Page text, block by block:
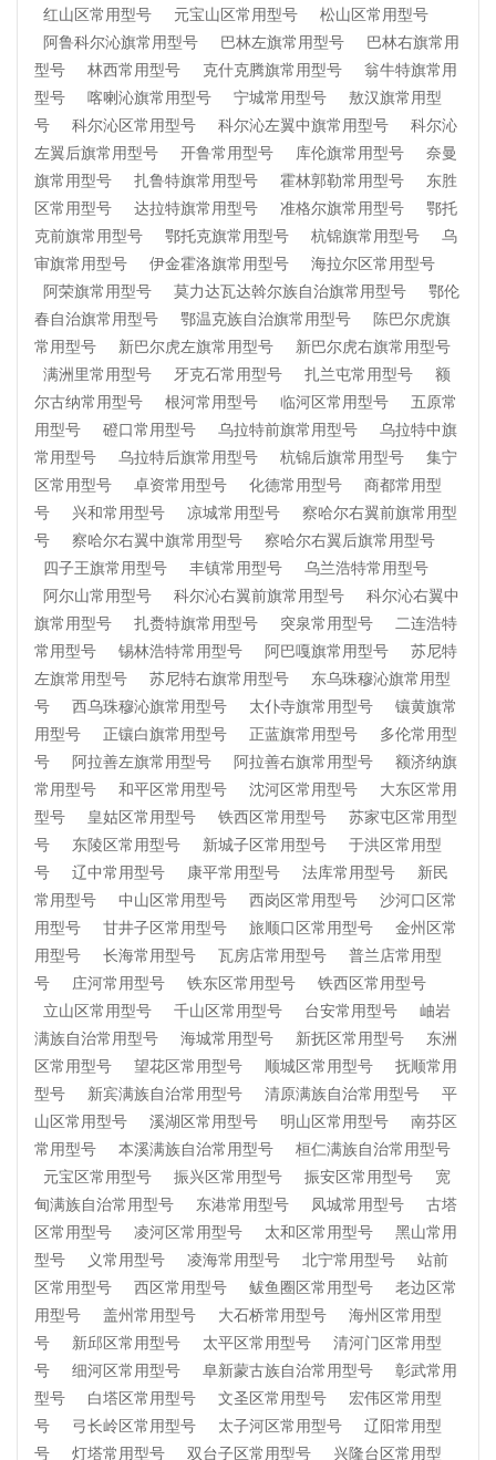
红山区常用型号
元宝山区常用型号
松山区常用型号
阿鲁科尔沁旗常用型号
巴林左旗常用型号
巴林右旗常用
型号
林西常用型号 克什克腾旗常用型号
翁牛特旗常用
型号
喀喇沁旗常用型号 宁城常用型号
敖汉旗常用型
号
科尔沁区常用型号 科尔沁左翼中旗常用型号
科尔沁
左翼后旗常用型号
开鲁常用型号 库伦旗常用型号
奈曼
旗常用型号
扎鲁特旗常用型号 霍林郭勒常用型号
东胜
区常用型号
达拉特旗常用型号 准格尔旗常用型号
鄂托
克前旗常用型号
鄂托克旗常用型号 杭锦旗常用型号
乌
审旗常用型号
伊金霍洛旗常用型号
海拉尔区常用型号
阿荣旗常用型号
莫力达瓦达斡尔族自治旗常用型号
鄂伦
春自治旗常用型号
鄂温克族自治旗常用型号
陈巴尔虎旗
常用型号
新巴尔虎左旗常用型号
新巴尔虎右旗常用型号
满洲里常用型号
牙克石常用型号 扎兰屯常用型号
额
尔古纳常用型号
根河常用型号 临河区常用型号
五原常
用型号
磴口常用型号 乌拉特前旗常用型号
乌拉特中旗
常用型号
乌拉特后旗常用型号 杭锦后旗常用型号
集宁
区常用型号
卓资常用型号 化德常用型号
商都常用型
号
兴和常用型号 凉城常用型号
察哈尔右翼前旗常用型
号
察哈尔右翼中旗常用型号
察哈尔右翼后旗常用型号
四子王旗常用型号
丰镇常用型号
乌兰浩特常用型号
阿尔山常用型号
科尔沁右翼前旗常用型号
科尔沁右翼中
旗常用型号
扎赉特旗常用型号 突泉常用型号
二连浩特
常用型号
锡林浩特常用型号 阿巴嘎旗常用型号
苏尼特
左旗常用型号
苏尼特右旗常用型号
东乌珠穆沁旗常用型
号
西乌珠穆沁旗常用型号 太仆寺旗常用型号
镶黄旗常
用型号
正镶白旗常用型号 正蓝旗常用型号
多伦常用型
号
阿拉善左旗常用型号 阿拉善右旗常用型号
额济纳旗
常用型号
和平区常用型号 沈河区常用型号
大东区常用
型号
皇姑区常用型号 铁西区常用型号
苏家屯区常用型
号
东陵区常用型号 新城子区常用型号
于洪区常用型
号
辽中常用型号 康平常用型号 法库常用型号
新民
常用型号
中山区常用型号 西岗区常用型号
沙河口区常
用型号
甘井子区常用型号 旅顺口区常用型号
金州区常
用型号
长海常用型号 瓦房店常用型号
普兰店常用型
号
庄河常用型号 铁东区常用型号
铁西区常用型号
立山区常用型号
千山区常用型号 台安常用型号
岫岩
满族自治常用型号
海城常用型号 新抚区常用型号
东洲
区常用型号
望花区常用型号 顺城区常用型号
抚顺常用
型号
新宾满族自治常用型号 清原满族自治常用型号
平
山区常用型号
溪湖区常用型号 明山区常用型号
南芬区
常用型号
本溪满族自治常用型号
桓仁满族自治常用型号
元宝区常用型号
振兴区常用型号 振安区常用型号
宽
甸满族自治常用型号
东港常用型号 凤城常用型号
古塔
区常用型号
凌河区常用型号 太和区常用型号
黑山常用
型号
义常用型号 凌海常用型号 北宁常用型号
站前
区常用型号
西区常用型号 鲅鱼圈区常用型号
老边区常
用型号
盖州常用型号 大石桥常用型号
海州区常用型
号
新邱区常用型号 太平区常用型号
清河门区常用型
号
细河区常用型号 阜新蒙古族自治常用型号
彰武常用
型号
白塔区常用型号 文圣区常用型号
宏伟区常用型
号
弓长岭区常用型号 太子河区常用型号
辽阳常用型
号
灯塔常用型号 双台子区常用型号 兴隆台区常用型